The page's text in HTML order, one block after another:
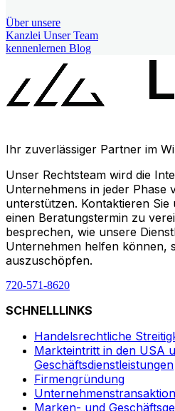
Über unsere
Kanzlei Unser Team
kennenlernen Blog
Ihr zuverlässiger Partner im
Unser Rechtsteam wird die
Unternehmens in jeder Phase
unterstützen. Kontaktieren
einen Beratungstermin zu
besprechen, wie unsere
Unternehmen helfen können,
auszuschöpfen.
720-571-8620
SCHNELLLINKS
Handelsrechtliche
Markteintritt in den USA
Geschäftsdienstleistungen
Firmengründung
Marken- und